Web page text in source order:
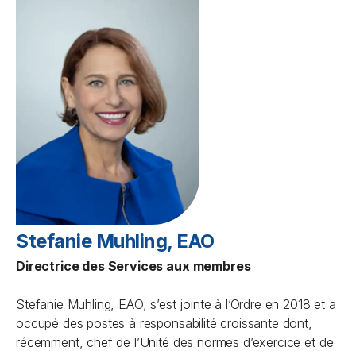
Stefanie Muhling, EAO
Directrice des Services aux membres
Stefanie Muhling, EAO, s’est jointe à l’Ordre en 2018 et a
occupé des postes à responsabilité croissante dont,
récemment, chef de l’Unité des normes d’exercice et de